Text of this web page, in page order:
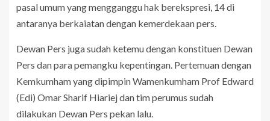
pasal umum yang mengganggu hak berekspresi, 14 di
antaranya berkaiatan dengan kemerdekaan pers.
Dewan Pers juga sudah ketemu dengan konstituen Dewan
Pers dan para pemangku kepentingan. Pertemuan dengan
Kemkumham yang dipimpin Wamenkumham Prof Edward
(Edi) Omar Sharif Hiariej dan tim perumus sudah
dilakukan Dewan Pers pekan lalu.